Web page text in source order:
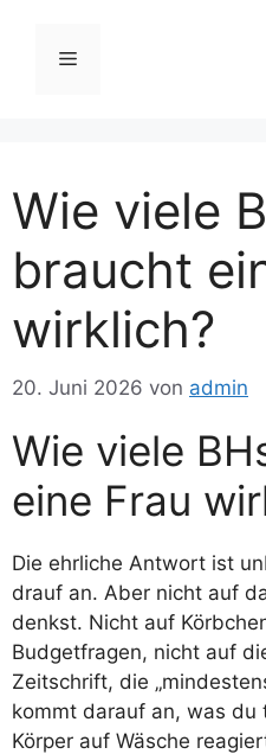
springen
Menü
Wie viele
braucht
wirklich?
20. Juni 2026 von admin
Wie viele
eine Frau
Die ehrliche Antwort ist
drauf an. Aber nicht auf
denkst. Nicht auf
Budgetfragen, nicht auf
Zeitschrift, die
kommt darauf an, was du
Körper auf Wäsche